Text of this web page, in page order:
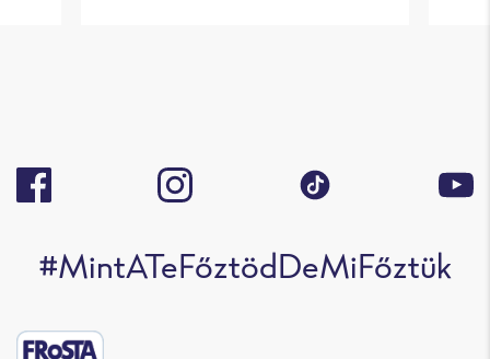
#MintATeFőztödDeMiFőztük